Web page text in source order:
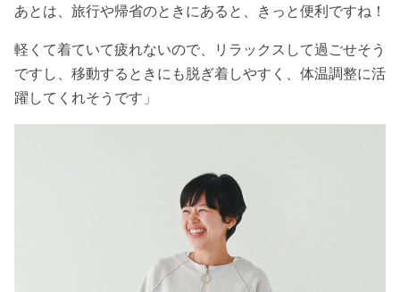
あとは、旅行や帰省のときにあると、きっと便利ですね！
軽くて着ていて疲れないので、リラックスして過ごせそう
ですし、移動するときにも脱ぎ着しやすく、体温調整に活
躍してくれそうです」